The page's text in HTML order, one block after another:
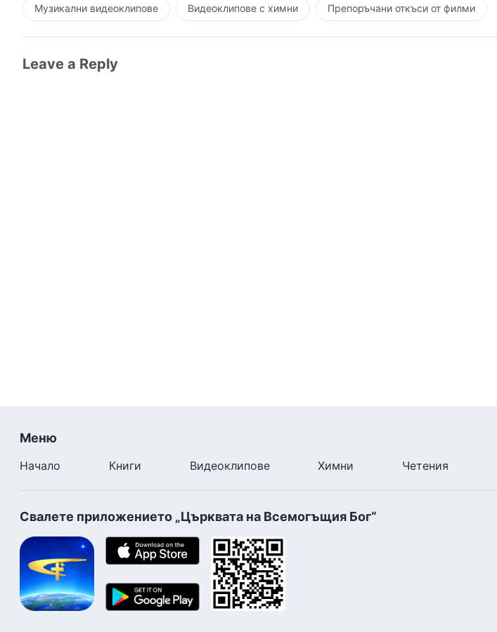
Музикални видеоклипове Видеоклипове с химни Препоръчани откъси от филми
Leave a Reply
Меню
Начало Книги Видеоклипове Химни Четения
Свалете приложението „Църквата на Всемогъщия Бог“